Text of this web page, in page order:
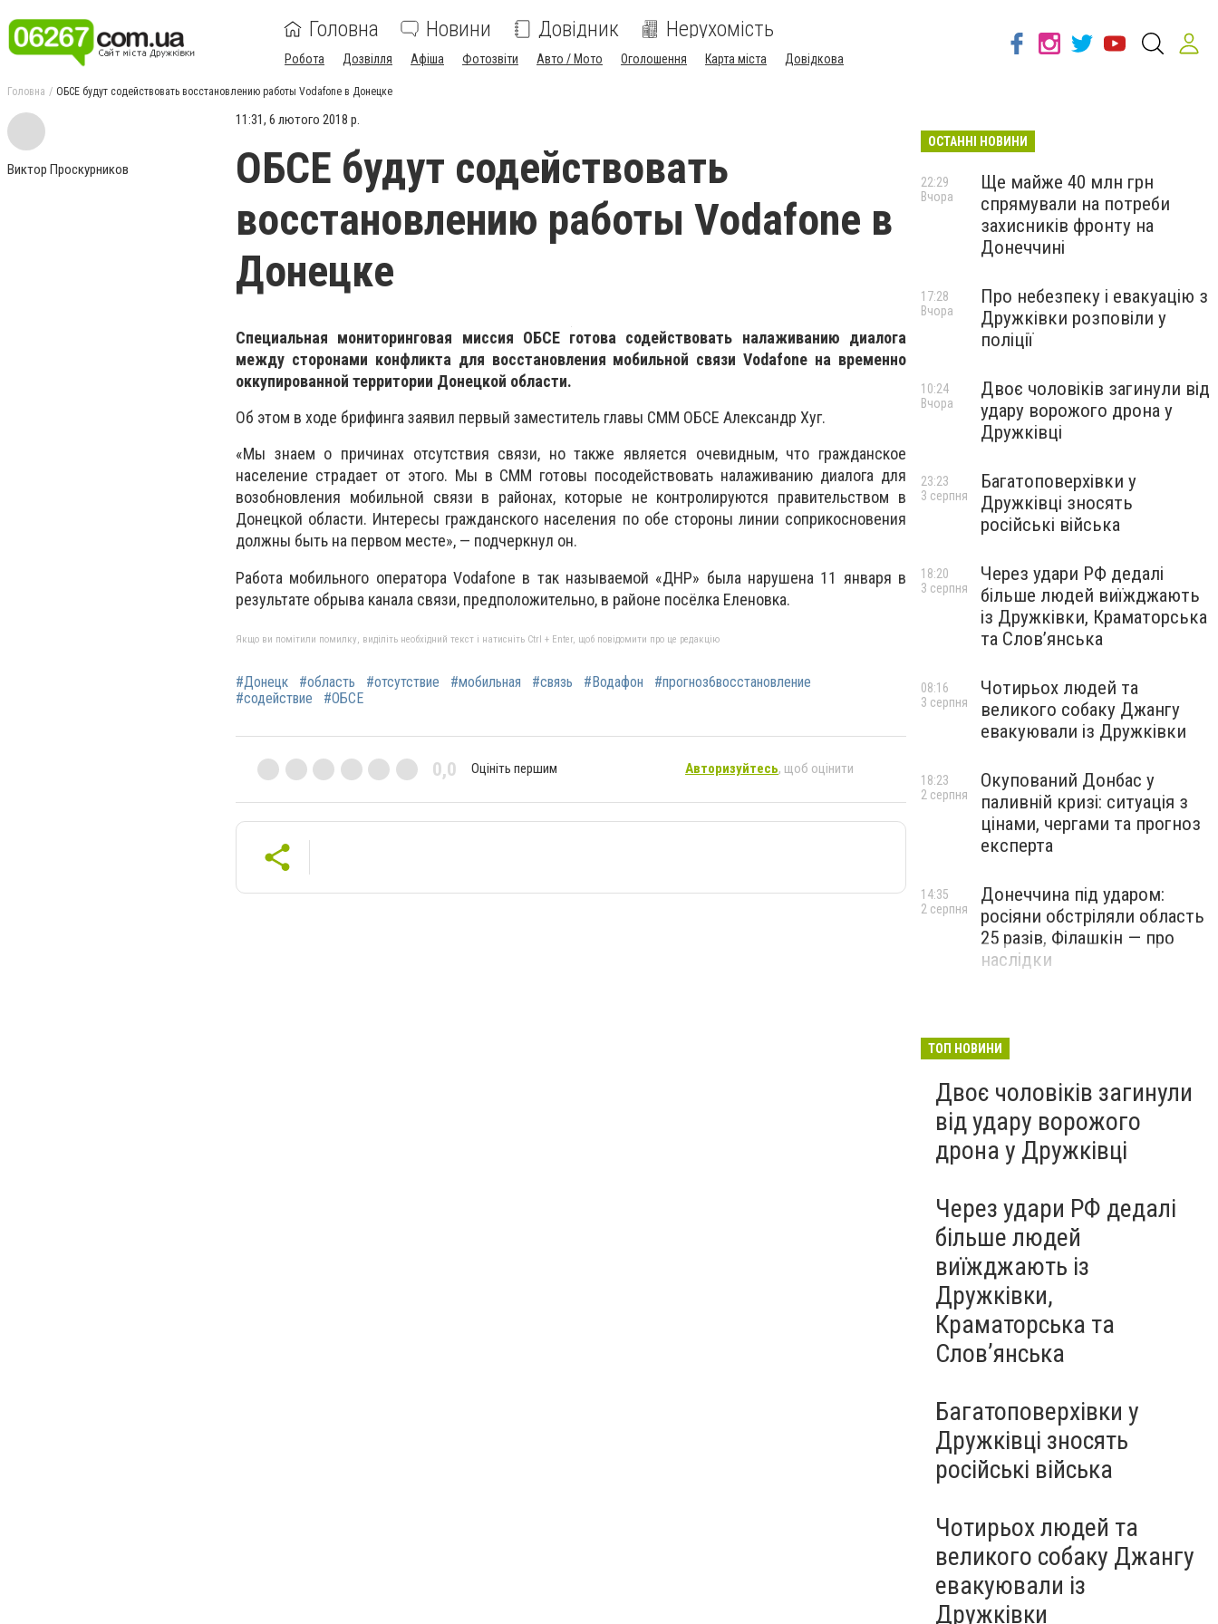
Головна Новини Довідник Нерухомість
Робота Дозвілля Афіша Фотозвіти Авто / Мото Оголошення Карта міста Довідкова
Головна ОБСЕ будут содействовать восстановлению работы Vodafone в Донецке
Виктор Проскурников
11:31, 6 лютого 2018 р.
ОБСЕ будут содействовать
восстановлению работы Vodafone в
Донецке
Специальная мониторинговая миссия ОБСЕ готова содействовать налаживанию диалога
между сторонами конфликта для восстановления мобильной связи Vodafone на временно
оккупированной территории Донецкой области.
Об этом в ходе брифинга заявил первый заместитель главы СММ ОБСЕ Александр Хуг.
«Мы знаем о причинах отсутствия связи, но также является очевидным, что гражданское
население страдает от этого. Мы в СММ готовы посодействовать налаживанию диалога для
возобновления мобильной связи в районах, которые не контролируются правительством в
Донецкой области. Интересы гражданского населения по обе стороны линии соприкосновения
должны быть на первом месте», — подчеркнул он.
Работа мобильного оператора Vodafone в так называемой «ДНР» была нарушена 11 января в
результате обрыва канала связи, предположительно, в районе посёлка Еленовка.
Якщо ви помітили помилку, виділіть необхідний текст і натисніть Ctrl + Enter, щоб повідомити про це редакцію
#Донецк #область #отсутствие #мобильная #связь #Водафон
#прогноз6восстановление
#содействие
#ОБСЕ
0,0 Оцініть першим Авторизуйтесь, щоб оцінити
ОСТАННІ НОВИНИ
Ще майже 40 млн грн
спрямували на потреби
захисників фронту на
Донеччині
22:29
Вчора
Про небезпеку і евакуацію з
Дружківки розповіли у
поліції
17:28
Вчора
Двоє чоловіків загинули від
удару ворожого дрона у
Дружківці
10:24
Вчора
Багатоповерхівки у
Дружківці зносять
російські війська
23:23
3 серпня
Через удари РФ дедалі
більше людей виїжджають
із Дружківки, Краматорська
та Слов’янська
18:20
3 серпня
Чотирьох людей та
великого собаку Джангу
евакуювали із Дружківки
08:16
3 серпня
Окупований Донбас у
паливній кризі: ситуація з
цінами, чергами та прогноз
експерта
18:23
2 серпня
Донеччина під ударом:
росіяни обстріляли область
25 разів, Філашкін — про
наслідки
14:35
2 серпня
ТОП НОВИНИ
Двоє чоловіків загинули
від удару ворожого
дрона у Дружківці
Через удари РФ дедалі
більше людей
виїжджають із
Дружківки,
Краматорська та
Слов’янська
Багатоповерхівки у
Дружківці зносять
російські війська
Чотирьох людей та
великого собаку Джангу
евакуювали із
Дружківки